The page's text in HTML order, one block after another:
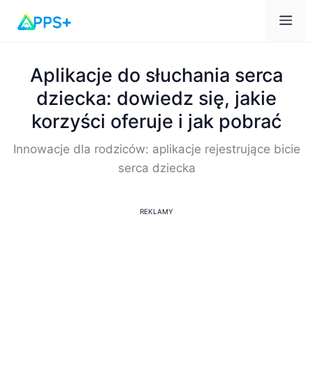
Aplikacje do słuchania serca
dziecka: dowiedz się, jakie
korzyści oferuje i jak pobrać
Innowacje dla rodziców: aplikacje rejestrujące bicie
serca dziecka
REKLAMY